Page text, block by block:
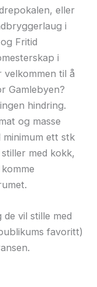
eller
i
Fritid
i
til å
Gamlebyen?
hindring.
og masse
minimum ett stk
med kokk,
de vil stille med
favoritt)